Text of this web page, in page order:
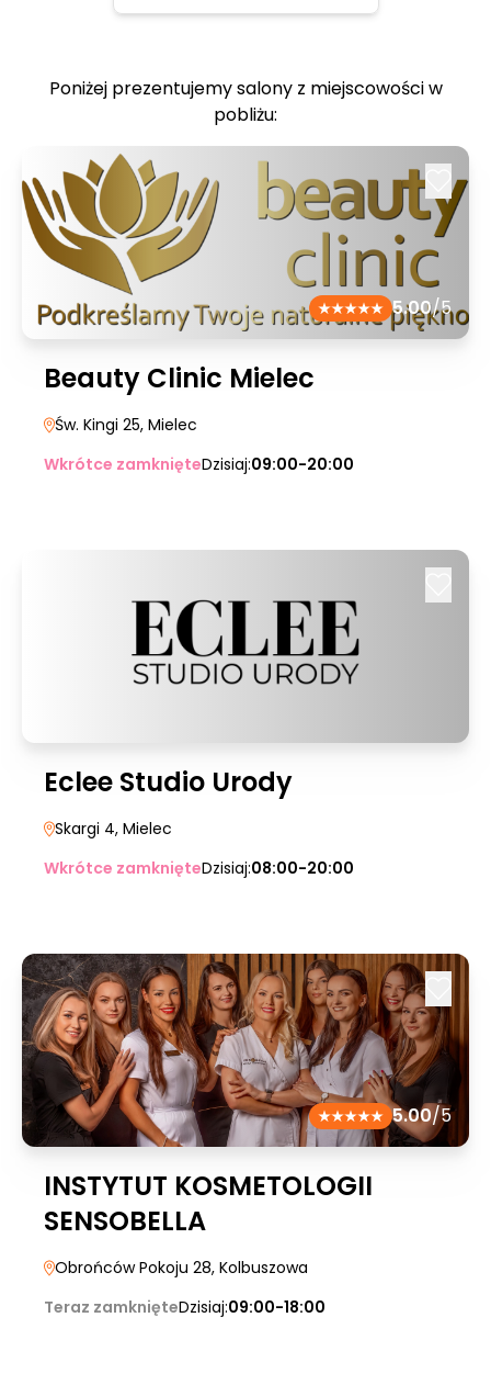
Poniżej prezentujemy salony z miejscowości w
pobliżu:
5.00/5
Beauty Clinic Mielec
Św. Kingi 25, Mielec
Wkrótce zamknięteDzisiaj:09:00-20:00
Eclee Studio Urody
Skargi 4, Mielec
Wkrótce zamknięteDzisiaj:08:00-20:00
5.00/5
INSTYTUT KOSMETOLOGII
SENSOBELLA
Obrońców Pokoju 28, Kolbuszowa
Teraz zamknięteDzisiaj:09:00-18:00